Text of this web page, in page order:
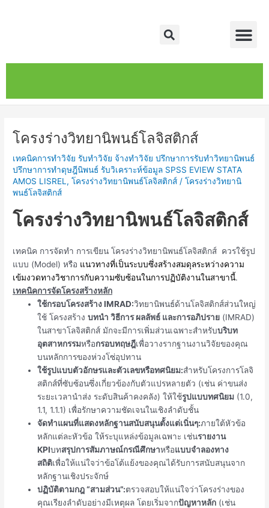
Search
โครงร่างวิทยานิพนธ์โลจิสติกส์
เทคนิคการทำวิจัย รับทำวิจัย จ้างทำวิจัย ปรึกษาการรับทำวิทยานิพนธ์
ปรึกษาการทำดุษฎีนิพนธ์ รับวิเคราะห์ข้อมูล SPSS EVIEW STATA
AMOS LISREL ,โครงร่างวิทยานิพนธ์โลจิสติกส์ /โครงร่างวิทยานิ
พนธ์โลจิสติกส์
โครงร่างวิทยานิพนธ์โลจิสติกส์
เทคนิค การจัดทำ การเขียน โครงร่างวิทยานิพนธ์โลจิสติกส์ ควรใช้รูป
แบบ (Model) หรือ แนวทางที่เป็นระบบซึ่งสร้างสมดุลระหว่างความ
เข้มงวดทางวิชาการกับความซับซ้อนในการปฏิบัติงานในสาขานี้.
เทคนิคการจัดโครงสร้างหลัก
ใช้กรอบโครงสร้าง IMRAD:วิทยานิพนธ์ด้านโลจิสติกส์ส่วนใหญ่
ใช้ โครงสร้างบทนำ วิธีการ ผลลัพธ์ และการอภิปราย (IMRAD)
ในสาขาโลจิสติกส์ มักจะมีการเพิ่มส่วนเฉพาะสำหรับบริบท
อุตสาหกรรมหรือกรอบทฤษฎีเพื่อวางรากฐานงานวิจัยของคุณ
บนหลักการของห่วงโซ่อุปทาน
ใช้รูปแบบตัวอักษรและตัวเลขหรือทศนิยม:สำหรับโครงการโลจิ
สติกส์ที่ซับซ้อนซึ่งเกี่ยวข้องกับตัวแปรหลายตัว (เช่น ค่าขนส่ง
ระยะเวลานำส่ง ระดับสินค้าคงคลัง) ให้ใช้รูปแบบทศนิยม (1.0,
1.1, 1.1.1) เพื่อรักษาความชัดเจนในเชิงลำดับชั้น
จัดทำแผนที่แสดงหลักฐานสนับสนุนตั้งแต่เนิ่นๆ:ภายใต้หัวข้อ
หลักแต่ละหัวข้อ ให้ระบุแหล่งข้อมูลเฉพาะ เช่นรายงาน
KPIบทสรุปการสัมภาษณ์กรณีศึกษาหรือแบบจำลองทาง
สถิติเพื่อให้แน่ใจว่าข้อโต้แย้งของคุณได้รับการสนับสนุนจาก
หลักฐานเชิงประจักษ์
ปฏิบัติตามกฎ “สามส่วน”:ตรวจสอบให้แน่ใจว่าโครงร่างของ
คุณเรียงลำดับอย่างมีเหตุผล โดยเริ่มจากปัญหาหลัก (เช่น